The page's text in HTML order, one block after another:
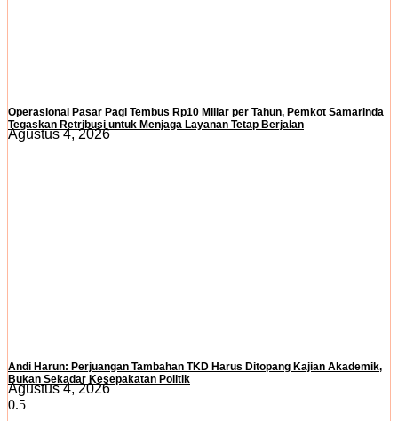
Operasional Pasar Pagi Tembus Rp10 Miliar per Tahun, Pemkot Samarinda
Tegaskan Retribusi untuk Menjaga Layanan Tetap Berjalan
Agustus 4, 2026
Andi Harun: Perjuangan Tambahan TKD Harus Ditopang Kajian Akademik,
Bukan Sekadar Kesepakatan Politik
Agustus 4, 2026